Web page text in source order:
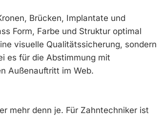
Brücken, Implantate und
Form, Farbe und Struktur optimal
visuelle Qualitätssicherung, sondern
es für die Abstimmung mit
Außenauftritt im Web.
mehr denn je. Für Zahntechniker ist